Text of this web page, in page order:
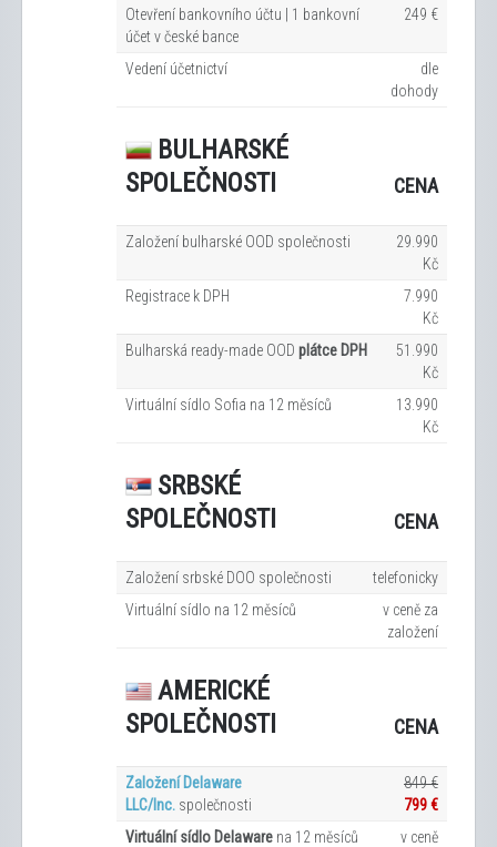
Otevření bankovního účtu | 1 bankovní
účet v české bance
249 €
Vedení účetnictví
dle
dohody
BULHARSKÉ
SPOLEČNOSTI
CENA
Založení bulharské OOD společnosti
29.990
Kč
Registrace k DPH
7.990
Kč
Bulharská ready-made OOD plátce DPH
51.990
Kč
Virtuální sídlo Sofia na 12 měsíců
13.990
Kč
SRBSKÉ
SPOLEČNOSTI
CENA
Založení srbské DOO společnosti
telefonicky
Virtuální sídlo na 12 měsíců
v ceně za
založení
AMERICKÉ
SPOLEČNOSTI
CENA
Založení Delaware
LLC/Inc. společnosti
849 €
799 €
Virtuální sídlo Delaware na 12 měsíců
v ceně